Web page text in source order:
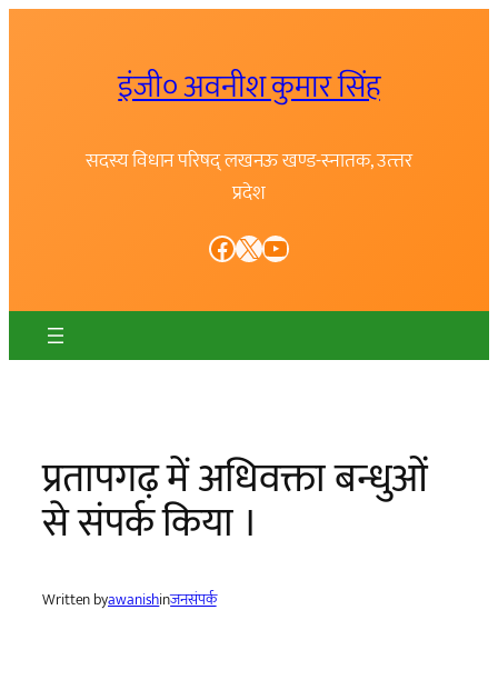
इंजी० अवनीश कुमार सिंह
सदस्य विधान परिषद् लखनऊ खण्ड-स्नातक, उत्त्तर
प्रदेश
Facebook X YouTube
प्रतापगढ़ में अधिवक्ता बन्धुओं
से संपर्क किया ।
Written byawanishinजनसंपर्क